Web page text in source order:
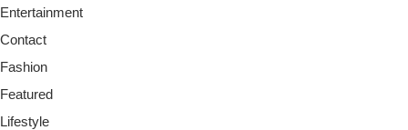
Entertainment
Contact
Fashion
Featured
Lifestyle